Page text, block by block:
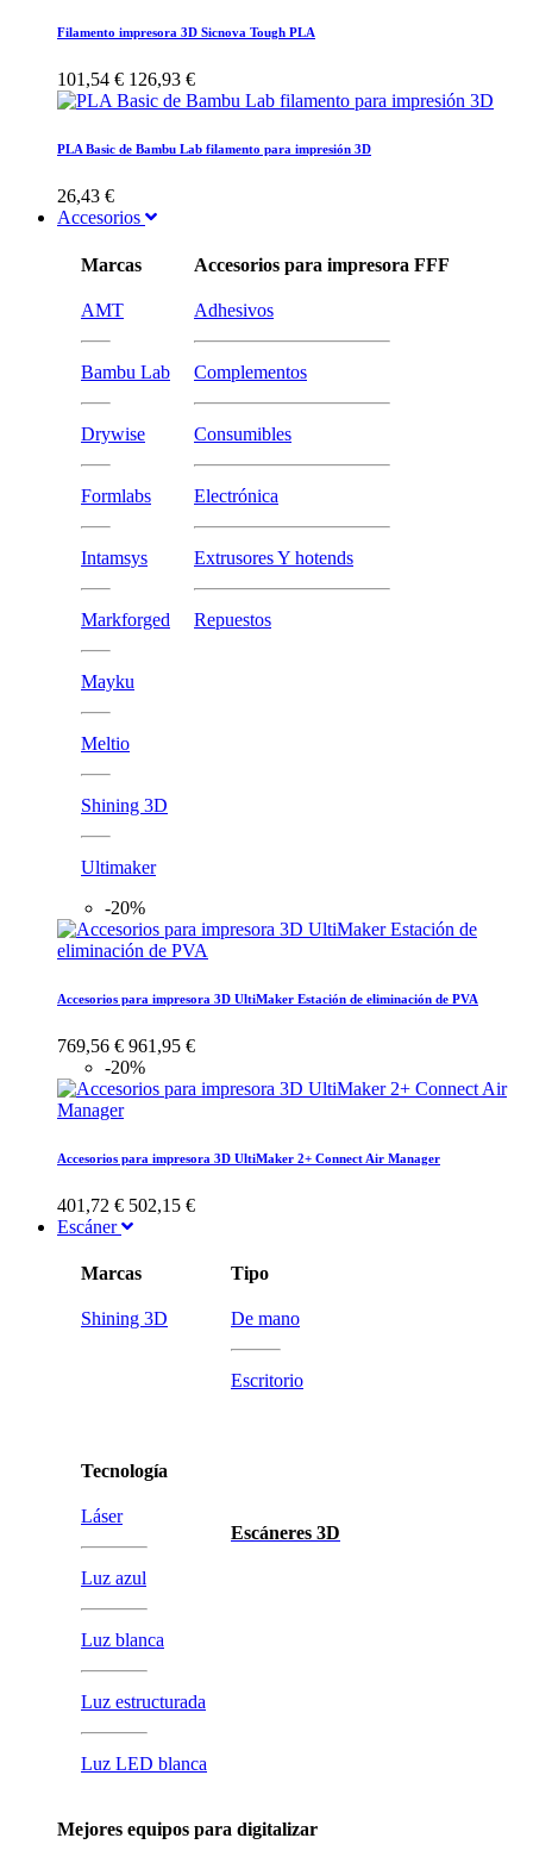
Filamento impresora 3D Sicnova Tough PLA
101,54 € 126,93 €
PLA Basic de Bambu Lab filamento para impresión 3D
26,43 €
Accesorios
Marcas
AMT
Bambu Lab
Drywise
Formlabs
Intamsys
Markforged
Mayku
Meltio
Shining 3D
Ultimaker
Accesorios para impresora FFF
Adhesivos
Complementos
Consumibles
Electrónica
Extrusores Y hotends
Repuestos
-20%
Accesorios para impresora 3D UltiMaker Estación de eliminación de PVA
769,56 € 961,95 €
-20%
Accesorios para impresora 3D UltiMaker 2+ Connect Air Manager
401,72 € 502,15 €
Escáner
Marcas
Shining 3D
Tecnología
Láser
Luz azul
Luz blanca
Luz estructurada
Luz LED blanca
Tipo
De mano
Escritorio
Escáneres 3D
Mejores equipos para digitalizar